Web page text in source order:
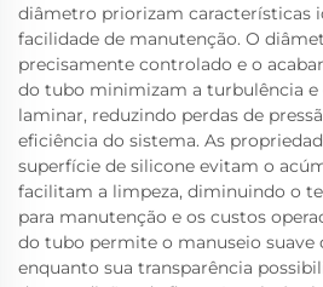
diâmetro priorizam características
facilidade de manutenção. O
precisamente controlado e o
do tubo minimizam a turbulência
laminar, reduzindo perdas de
eficiência do sistema. As
superfície de silicone evitam o
facilitam a limpeza, diminuindo o
para manutenção e os custos
do tubo permite o manuseio suave
enquanto sua transparência